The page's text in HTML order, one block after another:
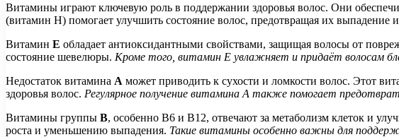
Витамины играют ключевую роль в поддержании здоровья волос. Они
(витамин H) помогает улучшить состояние волос, предотвращая их выпадение
Витамин E обладает антиоксидантными свойствами, защищая волосы от
состояние шевелюры. Кроме того, витамин E увлажняет и придаёт волосам
Недостаток витамина A может приводить к сухости и ломкости волос. Этот
здоровья волос. Регулярное получение витамина A также помогает
Витамины группы B, особенно B6 и B12, отвечают за метаболизм клеток и
роста и уменьшению выпадения. Такие витамины особенно важны для